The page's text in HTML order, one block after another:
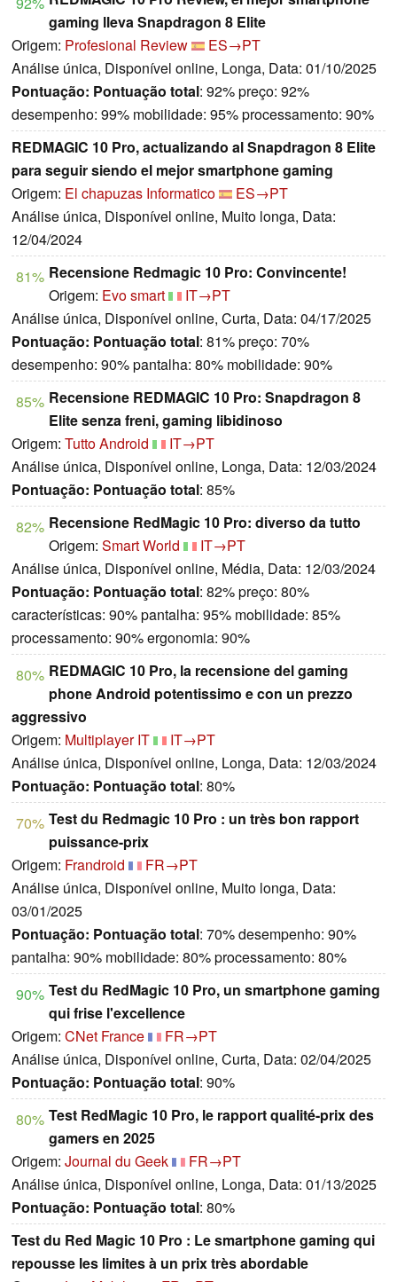
gaming lleva Snapdragon 8 Elite
Origem: Profesional Review
ES→PT
Análise única, Disponível online, Longa, Data: 01/10/2025
Pontuação: Pontuação total: 92% preço: 92%
desempenho: 99% mobilidade: 95% processamento: 90%
REDMAGIC 10 Pro, actualizando al Snapdragon 8 Elite
para seguir siendo el mejor smartphone gaming
Origem: El chapuzas Informatico
ES→PT
Análise única, Disponível online, Muito longa, Data:
12/04/2024
81% Recensione Redmagic 10 Pro: Convincente!
Origem: Evo smart
IT→PT
Análise única, Disponível online, Curta, Data: 04/17/2025
Pontuação: Pontuação total: 81% preço: 70%
desempenho: 90% pantalha: 80% mobilidade: 90%
85% Recensione REDMAGIC 10 Pro: Snapdragon 8
Elite senza freni, gaming libidinoso
Origem: Tutto Android
IT→PT
Análise única, Disponível online, Longa, Data: 12/03/2024
Pontuação: Pontuação total: 85%
82% Recensione RedMagic 10 Pro: diverso da tutto
Origem: Smart World
IT→PT
Análise única, Disponível online, Média, Data: 12/03/2024
Pontuação: Pontuação total: 82% preço: 80%
características: 90% pantalha: 95% mobilidade: 85%
processamento: 90% ergonomia: 90%
80% REDMAGIC 10 Pro, la recensione del gaming
phone Android potentissimo e con un prezzo
aggressivo
Origem: Multiplayer IT
IT→PT
Análise única, Disponível online, Longa, Data: 12/03/2024
Pontuação: Pontuação total: 80%
70% Test du Redmagic 10 Pro : un très bon rapport
puissance-prix
Origem: Frandroid
FR→PT
Análise única, Disponível online, Muito longa, Data:
03/01/2025
Pontuação: Pontuação total: 70% desempenho: 90%
pantalha: 90% mobilidade: 80% processamento: 80%
90% Test du RedMagic 10 Pro, un smartphone gaming
qui frise l'excellence
Origem: CNet France
FR→PT
Análise única, Disponível online, Curta, Data: 02/04/2025
Pontuação: Pontuação total: 90%
80% Test RedMagic 10 Pro, le rapport qualité-prix des
gamers en 2025
Origem: Journal du Geek
FR→PT
Análise única, Disponível online, Longa, Data: 01/13/2025
Pontuação: Pontuação total: 80%
Test du Red Magic 10 Pro : Le smartphone gaming qui
repousse les limites à un prix très abordable